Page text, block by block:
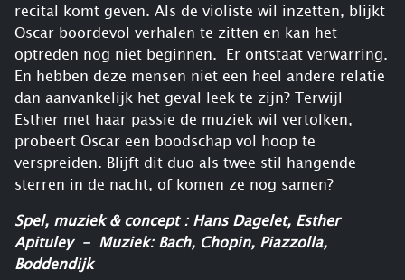
recital komt geven. Als de violiste wil inzetten, blijkt
Oscar boordevol verhalen te zitten en kan het
optreden nog niet beginnen. Er ontstaat verwarring.
En hebben deze mensen niet een heel andere relatie
dan aanvankelijk het geval leek te zijn? Terwijl
Esther met haar passie de muziek wil vertolken,
probeert Oscar een boodschap vol hoop te
verspreiden. Blijft dit duo als twee stil hangende
sterren in de nacht, of komen ze nog samen?
Spel, muziek & concept : Hans Dagelet, Esther
Apituley -Muziek: Bach, Chopin, Piazzolla,
Boddendijk